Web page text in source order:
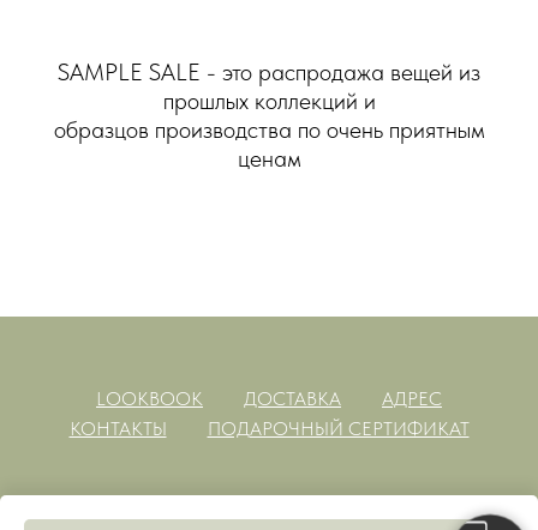
SAMPLE SALE - это распродажа вещей из
прошлых коллекций и
образцов производства по очень приятным
ценам
LOOKBOOK ДОСТАВКА
АДРЕС
КОНТАКТЫ
ПОДАРОЧНЫЙ СЕРТИФИКАТ